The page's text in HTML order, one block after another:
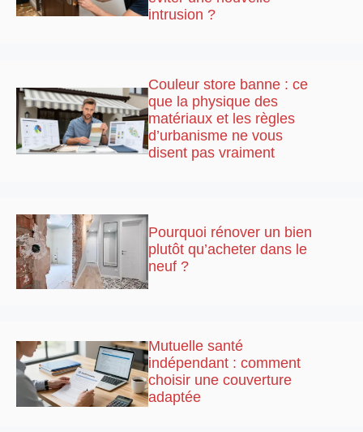
intrusion ?
Couleur store banne : ce
que la physique des
matériaux et les règles
d’urbanisme ne vous
disent pas vraiment
Pourquoi rénover un bien
plutôt qu’acheter dans le
neuf ?
Mutuelle santé
indépendant : comment
choisir une couverture
adaptée